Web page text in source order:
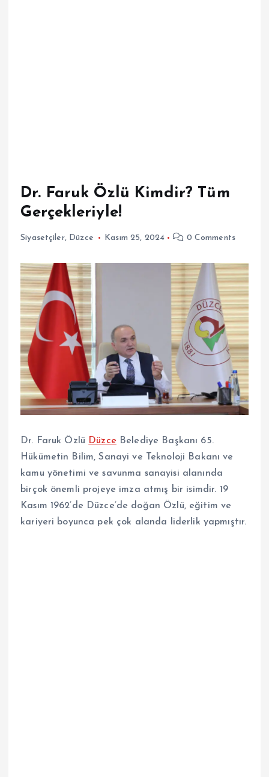
Dr. Faruk Özlü Kimdir? Tüm
Gerçekleriyle!
Siyasetçiler, Düzce Kasım 25, 2024 0 Comments
Dr. Faruk Özlü Düzce Belediye Başkanı 65.
Hükümetin Bilim, Sanayi ve Teknoloji Bakanı ve
kamu yönetimi ve savunma sanayisi alanında
birçok önemli projeye imza atmış bir isimdir. 19
Kasım 1962’de Düzce’de doğan Özlü, eğitim ve
kariyeri boyunca pek çok alanda liderlik yapmıştır.